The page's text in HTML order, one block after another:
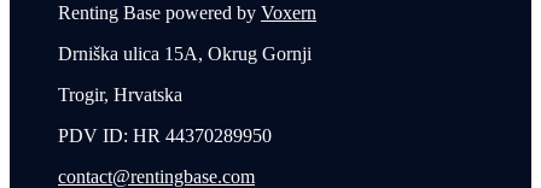
Renting Base powered by Voxern
Drniška ulica 15A, Okrug Gornji
Trogir, Hrvatska
PDV ID: HR 44370289950
contact@rentingbase.com